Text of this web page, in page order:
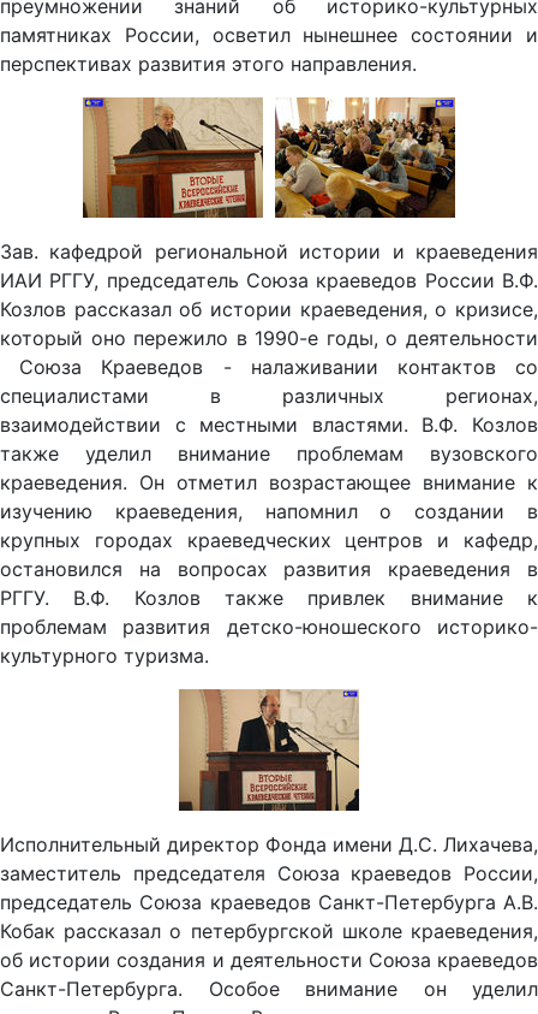
преумножении знаний об историко-культурных
памятниках России, осветил нынешнее состоянии и
перспективах развития этого направления.
Зав. кафедрой региональной истории и краеведения
ИАИ РГГУ, председатель Союза краеведов России В.Ф.
Козлов рассказал об истории краеведения, о кризисе,
который оно пережило в 1990-е годы, о деятельности
Союза Краеведов - налаживании контактов со
специалистами в различных регионах,
взаимодействии с местными властями. В.Ф. Козлов
также уделил внимание проблемам вузовского
краеведения. Он отметил возрастающее внимание к
изучению краеведения, напомнил о создании в
крупных городах краеведческих центров и кафедр,
остановился на вопросах развития краеведения в
РГГУ. В.Ф. Козлов также привлек внимание к
проблемам развития детско-юношеского историко-
культурного туризма.
Исполнительный директор Фонда имени Д.С. Лихачева,
заместитель председателя Союза краеведов России,
председатель Союза краеведов Санкт-Петербурга А.В.
Кобак рассказал о петербургской школе краеведения,
об истории создания и деятельности Союза краеведов
Санкт-Петербурга. Особое внимание он уделил